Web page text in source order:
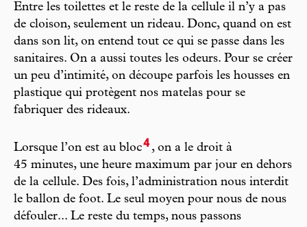
Entre les toilettes et le reste de la cellule il n’y a pas
de cloison, seulement un rideau. Donc, quand on est
dans son lit, on entend tout ce qui se passe dans les
sanitaires. On a aussi toutes les odeurs. Pour se créer
un peu d’intimité, on découpe parfois les housses en
plastique qui protègent nos matelas pour se
fabriquer des rideaux.
Lorsque l’on est au bloc4, on a le droit à
45 minutes, une heure maximum par jour en dehors
de la cellule. Des fois, l’administration nous interdit
le ballon de foot. Le seul moyen pour nous de nous
défouler... Le reste du temps, nous passons